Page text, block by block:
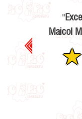
"
Maicol